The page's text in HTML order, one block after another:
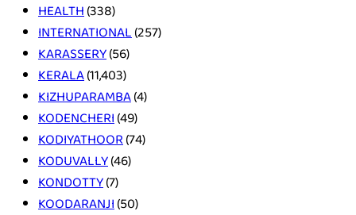
HEALTH(338)
INTERNATIONAL(257)
KARASSERY(56)
KERALA(11,403)
KIZHUPARAMBA(4)
KODENCHERI(49)
KODIYATHOOR(74)
KODUVALLY(46)
KONDOTTY(7)
KOODARANJI(50)